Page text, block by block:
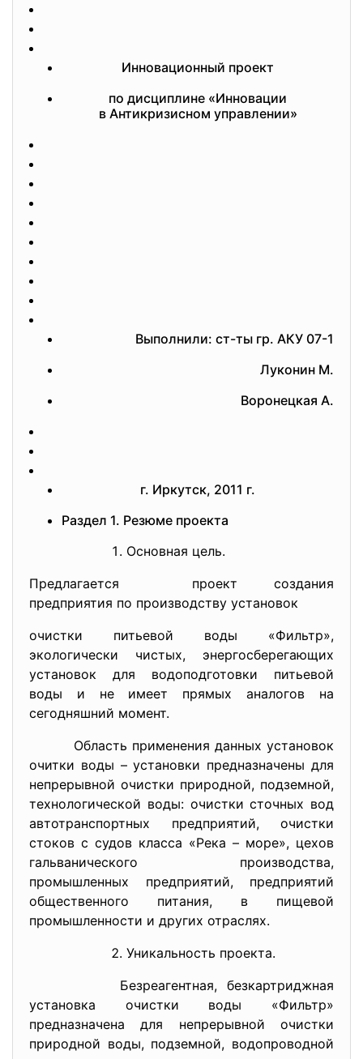
Инновационный проект
по дисциплине «Инновации
в Антикризисном управлении»
Выполнили: ст-ты гр. АКУ 07-1
Луконин М.
Воронецкая А.
г. Иркутск, 2011 г.
Раздел 1. Резюме проекта
Основная цель.
Предлагается проект создания
предприятия по производству установок
очистки питьевой воды «Фильтр»,
экологически чистых, энергосберегающих
установок для водоподготовки питьевой
воды и не имеет прямых аналогов на
сегодняшний момент.
Область применения данных установок
очитки воды – установки предназначены для
непрерывной очистки природной, подземной,
технологической воды: очистки сточных вод
автотранспортных предприятий, очистки
стоков с судов класса «Река – море», цехов
гальванического производства,
промышленных предприятий, предприятий
общественного питания, в пищевой
промышленности и других отраслях.
Уникальность проекта.
Безреагентная, безкартриджная
установка очистки воды «Фильтр»
предназначена для непрерывной очистки
природной воды, подземной, водопроводной